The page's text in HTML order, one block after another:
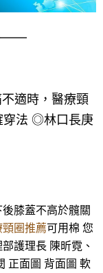
適時，醫療頸
穿法 ◎林口長庚
膝蓋不高於髖關
圈推薦可用棉 您
護理長 陳昕霓、
正面圖 背面圖 軟